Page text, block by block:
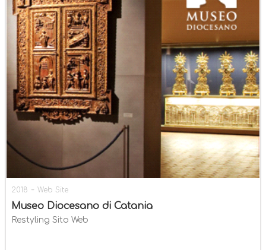
2018 - Web Site
Museo Diocesano di Catania
Restyling Sito Web